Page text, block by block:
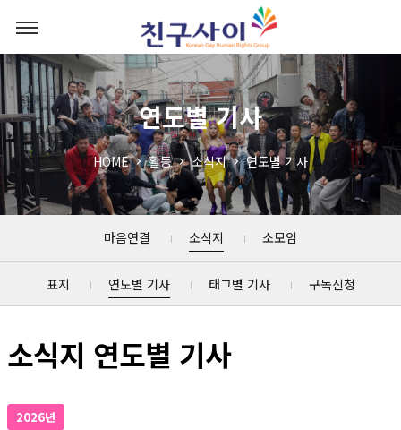
연도별 기사
HOME 활동 소식지 연도별 기사
마음연결 소식지 소모임
표지 연도별 기사 태그별 기사 구독신청
소식지 연도별 기사
2026년